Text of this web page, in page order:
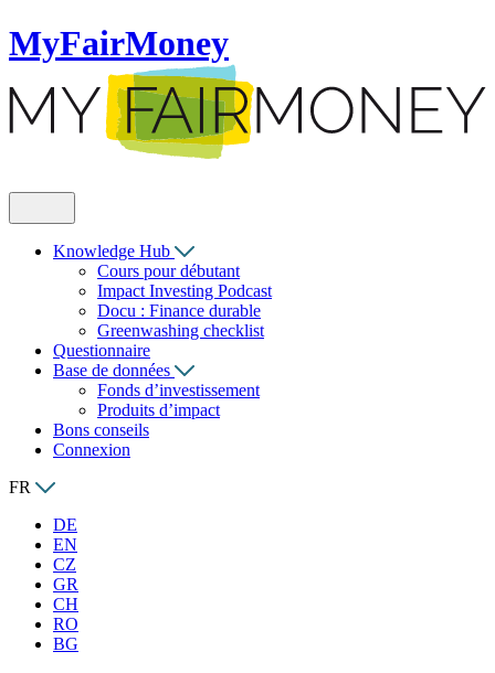
MyFairMoney
Knowledge Hub
Cours pour débutant
Impact Investing Podcast
Docu : Finance durable
Greenwashing checklist
Questionnaire
Base de données
Fonds d’investissement
Produits d’impact
Bons conseils
Connexion
FR
DE
EN
CZ
GR
CH
RO
BG